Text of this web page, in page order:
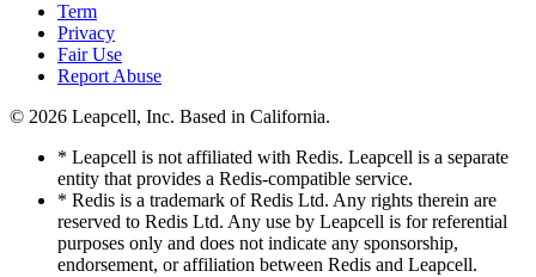
Term
Privacy
Fair Use
Report Abuse
© 2026 Leapcell, Inc. Based in California.
* Leapcell is not affiliated with Redis. Leapcell is a separate
entity that provides a Redis-compatible service.
* Redis is a trademark of Redis Ltd. Any rights therein are
reserved to Redis Ltd. Any use by Leapcell is for referential
purposes only and does not indicate any sponsorship,
endorsement, or affiliation between Redis and Leapcell.